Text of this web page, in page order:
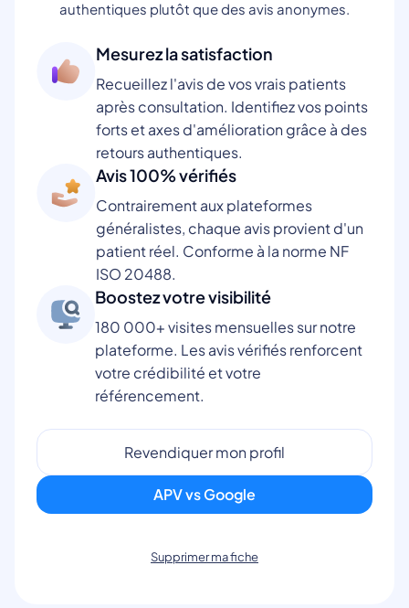
authentiques plutôt que des avis anonymes.
Mesurez la satisfaction
Recueillez l'avis de vos vrais patients
après consultation. Identifiez vos points
forts et axes d'amélioration grâce à des
retours authentiques.
Avis 100% vérifiés
Contrairement aux plateformes
généralistes, chaque avis provient d'un
patient réel. Conforme à la norme NF
ISO 20488.
Boostez votre visibilité
180 000+ visites mensuelles sur notre
plateforme. Les avis vérifiés renforcent
votre crédibilité et votre
référencement.
Revendiquer mon profil
APV vs Google
Supprimer ma fiche